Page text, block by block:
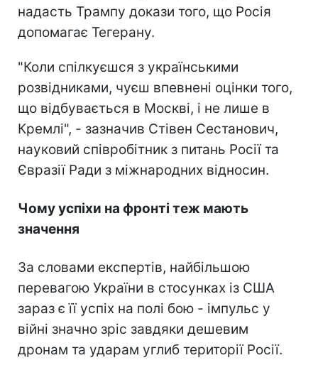
надасть Трампу докази того, що Росія
допомагає Тегерану.
"Коли спілкуєшся з українськими
розвідниками, чуєш впевнені оцінки того,
що відбувається в Москві, і не лише в
Кремлі", - зазначив Стівен Сестанович,
науковий співробітник з питань Росії та
Євразії Ради з міжнародних відносин.
Чому успіхи на фронті теж мають
значення
За словами експертів, найбільшою
перевагою України в стосунках із США
зараз є її успіх на полі бою - імпульс у
війні значно зріс завдяки дешевим
дронам та ударам углиб території Росії.